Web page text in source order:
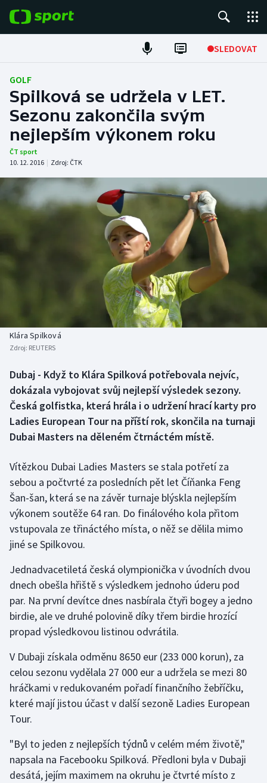
SLEDOVAT
Fotbal
Hokej
Tenis
Atletika
DALŠÍ SPORTY
Biatlon
Box
Curling
Futsal
Golf
Gymnastika
Házená
Jezdectví
Krasobruslení
Lezení
Moderní pětiboj
NEPŘEHLÉDNĚTE
Aplikace ČT sport
GOLF
Spilková se udržela v LET.
Sezonu zakončila svým
nejlepším výkonem roku
ČT sport
10. 12. 2016 | Zdroj: ČTK
Klára Spilková
Zdroj: REUTERS
Dubaj - Když to Klára Spilková potřebovala nejvíc,
dokázala vybojovat svůj nejlepší výsledek sezony.
Česká golfistka, která hrála i o udržení hrací karty pro
Ladies European Tour na příští rok, skončila na turnaji
Dubai Masters na děleném čtrnáctém místě.
Vítězkou Dubai Ladies Masters se stala potřetí za
sebou a počtvrté za posledních pět let Číňanka Feng
Šan-šan, která se na závěr turnaje blýskla nejlepším
výkonem soutěže 64 ran. Do finálového kola přitom
vstupovala ze třináctého místa, o něž se dělila mimo
jiné se Spilkovou.
Jednadvacetiletá česká olympionička v úvodních dvou
dnech obešla hřiště s výsledkem jednoho úderu pod
par. Na první devítce dnes nasbírala čtyři bogey a jedno
birdie, ale ve druhé polovině díky třem birdie hrozící
propad výsledkovou listinou odvrátila.
V Dubaji získala odměnu 8650 eur (233 000 korun), za
celou sezonu vydělala 27 000 eur a udržela se mezi 80
hráčkami v redukovaném pořadí finančního žebříčku,
které mají jistou účast v další sezoně Ladies European
Tour.
"Byl to jeden z nejlepších týdnů v celém mém životě,"
napsala na Facebooku Spilková. Předloni byla v Dubaji
desátá, jejím maximem na okruhu je čtvrté místo z